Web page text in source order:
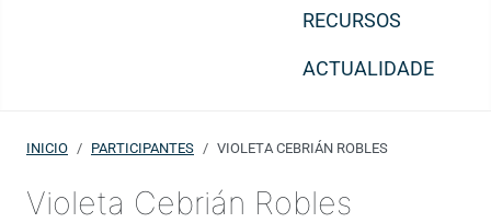
RECURSOS
ACTUALIDADE
INICIO PARTICIPANTES VIOLETA CEBRIÁN ROBLES
Violeta Cebrián Robles